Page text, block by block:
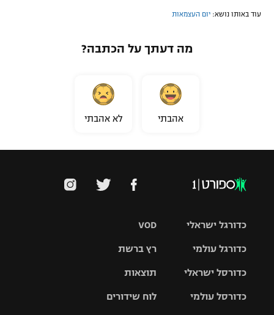
עוד באותו נושא: יום העצמאות
מה דעתך על הכתבה?
אהבתי לא אהבתי
VOD
רץ ברשת
תוצאות
לוח שידורים
כדורגל ישראלי
כדורגל עולמי
האלופות
כדורסל ישראלי
כדורסל עולמי